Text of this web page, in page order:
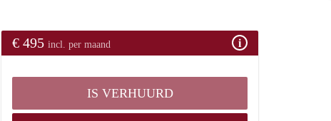
€ 495 incl. per maand
IS VERHUURD